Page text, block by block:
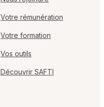
Votre rémunération
Votre formation
Vos outils
Découvrir SAFTI